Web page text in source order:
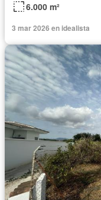
6.000 m²
3 mar 2026 en idealista